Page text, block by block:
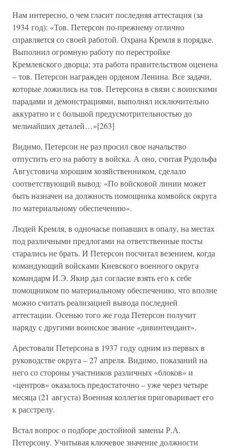
Нам интересно, о чем гласит последняя аттестация (за
1934 год): «Тов. Петерсон по-прежнему отлично
справляется со своей работой. Охрана Кремля в порядке.
Выполнил огромную работу по перестройке
Кремлевского дворца; эта работа правительством оценена
– тов. Петерсон награжден орденом Ленина. Все задачи,
которые ложились на тов. Петерсона в связи с воинскими
парадами и демонстрациями, выполнял исключительно
аккуратно и с большой предусмотрительностью до
мельчайших деталей…»[263]
Видимо, Петерсон не раз просил свое начальство
отпустить его на работу в войска. А оно, считая Рудольфа
Августовича хорошим хозяйственником, сделало
соответствующий вывод: «По войсковой линии может
быть назначен на должность помощника комвойск округа
по материальному обеспечению».
Людей Кремля, в одночасье попавших в опалу, на местах
под различными предлогами на ответственные посты
старались не брать. И Петерсон посчитал везением, когда
командующий войсками Киевского военного округа
командарм И.Э. Якир дал согласие взять его к себе
помощником по материальному обеспечению, что вполне
можно считать реализацией вывода последней
аттестации. Осенью того же года Петерсон получит
наряду с другими воинское звание «дивинтендант».
Арестовали Петерсона в 1937 году одним из первых в
руководстве округа – 27 апреля. Видимо, показаний на
него со стороны участников различных «блоков» и
«центров» оказалось предостаточно – уже через четыре
месяца (21 августа) Военная коллегия приговаривает его
к расстрелу.
Встал вопрос о подборе достойной замены Р.А.
Петерсону. Учитывая ключевое значение должности